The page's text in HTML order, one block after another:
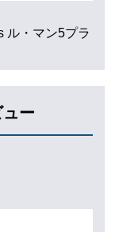
ル・マン5プラ
ー